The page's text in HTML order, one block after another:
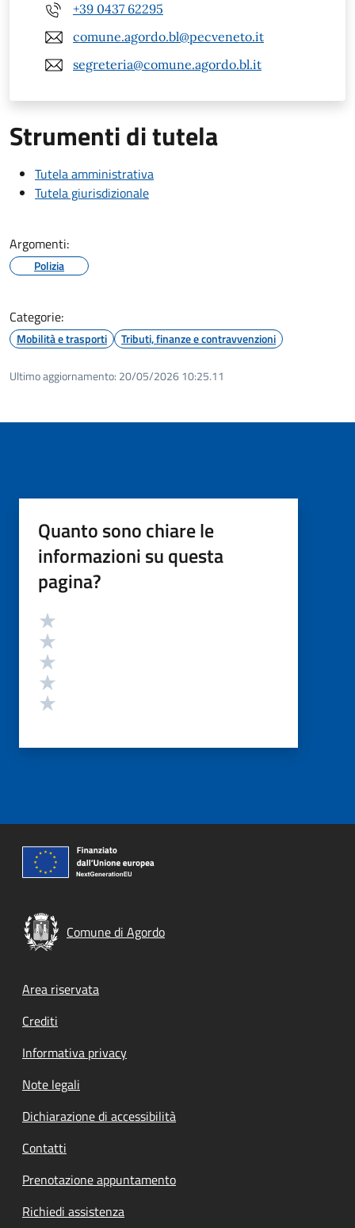
+39 0437 62295
comune.agordo.bl@pecveneto.it
segreteria@comune.agordo.bl.it
Strumenti di tutela
Tutela amministrativa
Tutela giurisdizionale
Argomenti:
Polizia
Categorie:
Mobilità e trasporti Tributi, finanze e contravvenzioni
Ultimo aggiornamento: 20/05/2026 10:25.11
Quanto sono chiare le
informazioni su questa
pagina?
Valutazione
Comune di Agordo
Footer menu
Area riservata
Crediti
Informativa privacy
Note legali
Dichiarazione di accessibilità
Contatti
Prenotazione appuntamento
Richiedi assistenza